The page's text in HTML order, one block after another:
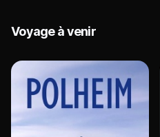
Voyage à venir